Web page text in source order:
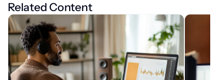
Related Content